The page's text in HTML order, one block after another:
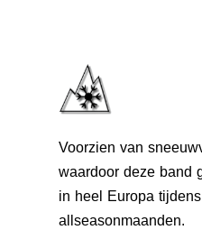
Voorzien van
waardoor deze band
in heel Europa
allseasonmaanden.